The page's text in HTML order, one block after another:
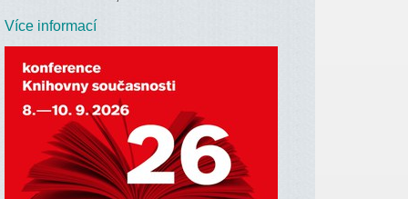
Více informací